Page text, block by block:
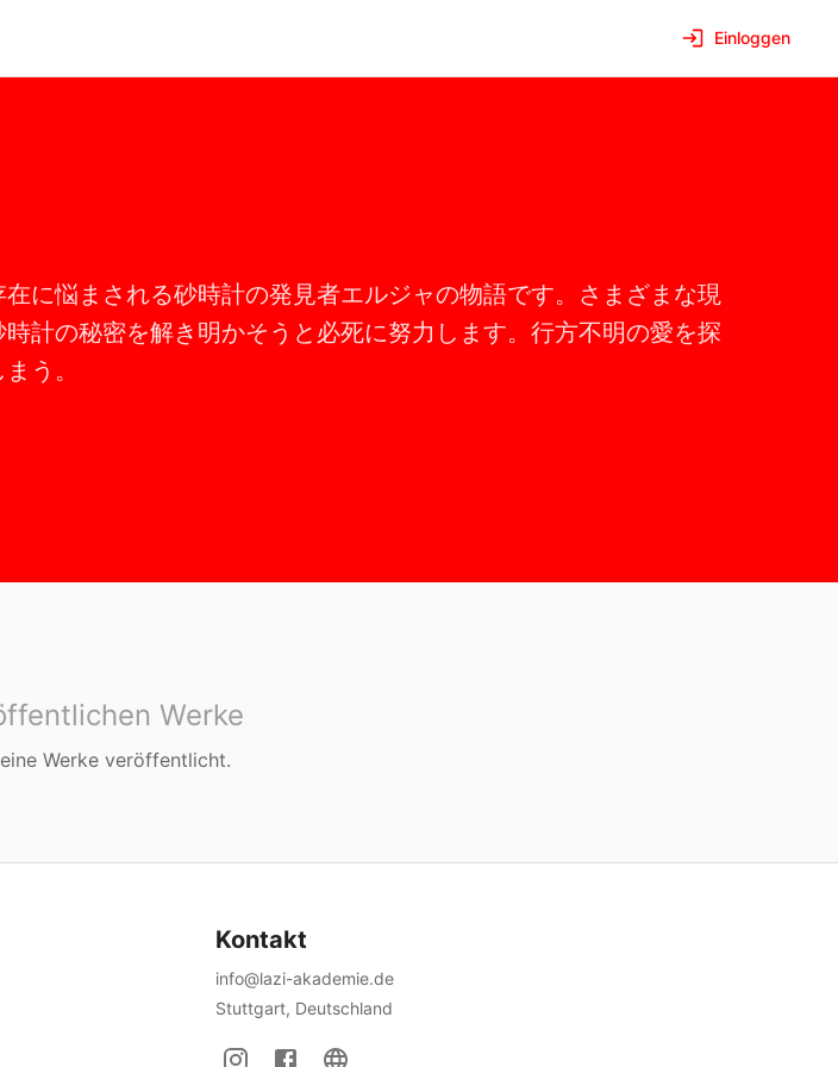
Einloggen
に悩まされる砂時計の発見者エルジャの物語です。さまざまな現
計の秘密を解き明かそうと必死に努力します。行方不明の愛を探
う。
Werke
Werke veröffentlicht.
Kontakt
info@lazi-akademie.de
Stuttgart, Deutschland